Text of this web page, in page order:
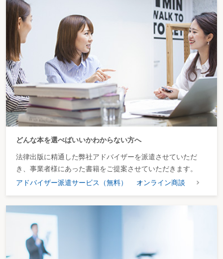
どんな本を選べばいいかわからない方へ
法律出版に精通した弊社アドバイザーを派遣させていただ
き、事業者様にあった書籍をご提案させていただきます。
アドバイザー派遣サービス（無料）
オンライン商談